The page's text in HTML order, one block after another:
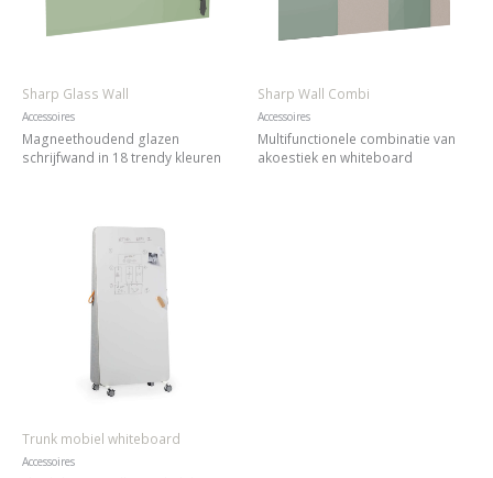
Sharp Glass Wall
Accessoires
Magneethoudend glazen
schrijfwand in 18 trendy kleuren
Sharp Wall Combi
Accessoires
Multifunctionele combinatie van
akoestiek en whiteboard
Trunk mobiel whiteboard
Accessoires